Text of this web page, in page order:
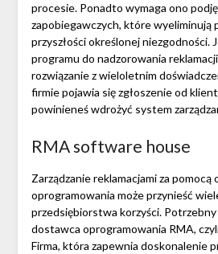
procesie. Ponadto wymaga ono
zapobiegawczych, które wyeliminują
przyszłości określonej niezgodności.
programu do nadzorowania
rozwiązanie z wieloletnim
firmie pojawia się zgłoszenie od
powinieneś wdrożyć system
RMA software house
Zarządzanie reklamacjami za
oprogramowania może przynieść
przedsiębiorstwa korzyści.
dostawca oprogramowania RMA,
Firma, która zapewnia doskonalenie